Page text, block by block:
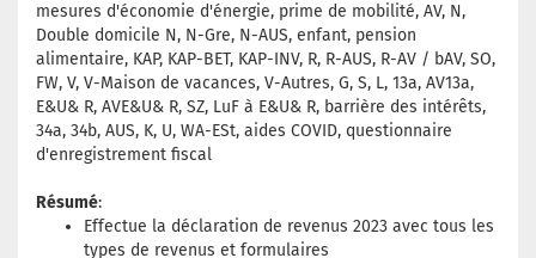
mesures d'économie d'énergie, prime de mobilité, AV, N,
Double domicile N, N-Gre, N-AUS, enfant, pension
alimentaire, KAP, KAP-BET, KAP-INV, R, R-AUS, R-AV / bAV, SO,
FW, V, V-Maison de vacances, V-Autres, G, S, L, 13a, AV13a,
E&U& R, AVE&U& R, SZ, LuF à E&U& R, barrière des intérêts,
34a, 34b, AUS, K, U, WA-ESt, aides COVID, questionnaire
d'enregistrement fiscal
Résumé:
Effectue la déclaration de revenus 2023 avec tous les
types de revenus et formulaires